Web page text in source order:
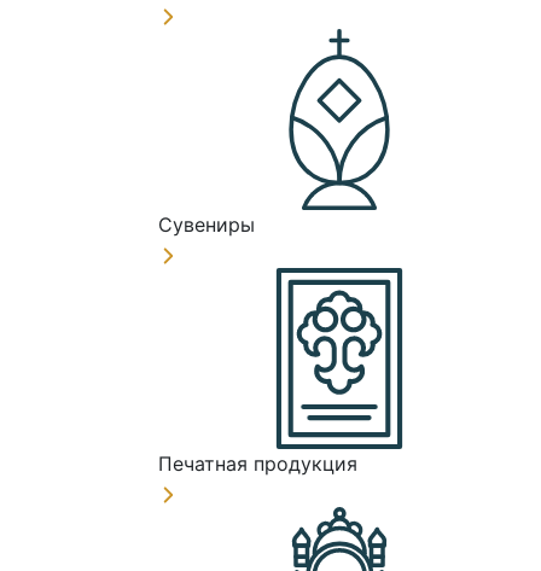
Сувениры
Печатная продукция